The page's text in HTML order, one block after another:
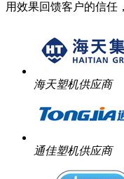
用效果回馈客户的信任
海天塑机供应商
通佳塑机供应商